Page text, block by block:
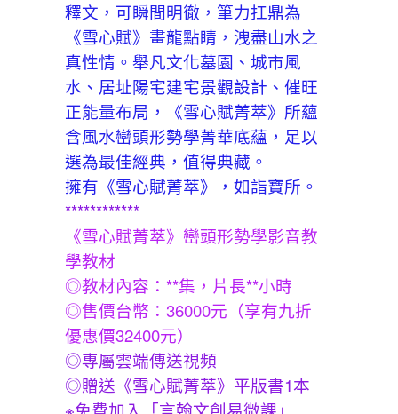
釋文，可瞬間明徹，筆力扛鼎為
《雪心賦》畫龍點睛，洩盡山水之
真性情。舉凡文化墓園、城市風
水、居址陽宅建宅景觀設計、催旺
正能量布局，《雪心賦菁萃》所蘊
含風水巒頭形勢學菁華底蘊，足以
選為最佳經典，值得典藏。
擁有《雪心賦菁萃》，如詣寶所。
************
《雪心賦菁萃》巒頭形勢學影音教
學教材
◎教材內容：**集，片長**小時
◎售價台幣：36000元（享有九折
優惠價32400元）
◎專屬雲端傳送視頻
◎贈送《雪心賦菁萃》平版書1本